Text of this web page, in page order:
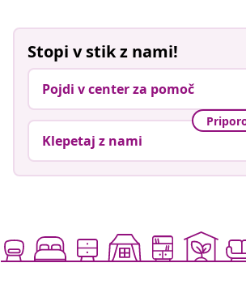
Stopi v stik z nami!
Pojdi v center za pomoč
Klepetaj z nami